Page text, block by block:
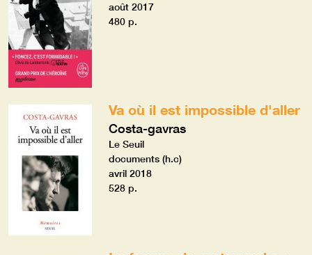
août 2017
480 p.
Va où il est impossible d'aller
Costa-gavras
Le Seuil
documents (h.c)
avril 2018
528 p.